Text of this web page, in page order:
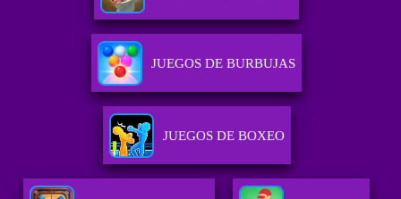
JUEGOS DE BURBUJAS
JUEGOS DE BOXEO